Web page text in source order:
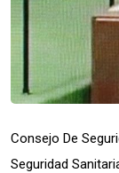
Consejo De
Seguridad